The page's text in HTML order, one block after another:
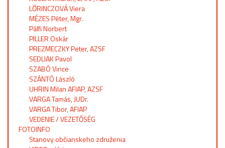
LŐRINCZOVÁ Viera
MÉZES Péter, Mgr.
Pálfi Norbert
PILLER Oskár
PREZMECZKY Peter, AZSF
SEDLIAK Pavol
SZABÓ Vince
SZÁNTÓ László
UHRIN Milan AFIAP, AZSF
VARGA Tamás, JUDr.
VARGA Tibor, AFIAP
VEDENIE / VEZETŐSÉG
FOTOINFO
Stanovy občianskeho združenia